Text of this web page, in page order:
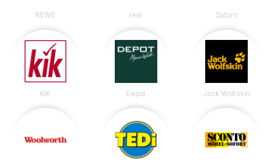
REWE real Saturn
KiK Depot Jack Wolfskin